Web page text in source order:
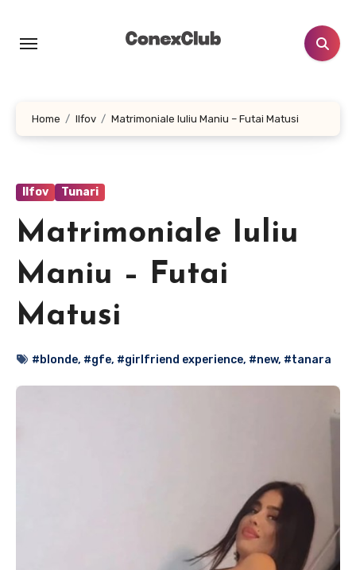
content
Home Ilfov Matrimoniale Iuliu Maniu – Futai Matusi
Ilfov Tunari
Matrimoniale Iuliu
Maniu – Futai
Matusi
#blonde, #gfe, #girlfriend experience, #new, #tanara